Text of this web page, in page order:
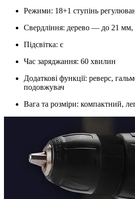
Режими: 18+1 ступінь
Свердління: дерево — до 21
Підсвітка: є
Час заряджання: 60 хвилин
Додаткові функції: реверс,
подовжувач
Вага та розміри: компактний,